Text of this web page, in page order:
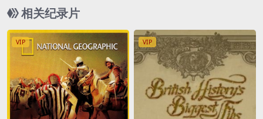
相关纪录片
VIP VIP